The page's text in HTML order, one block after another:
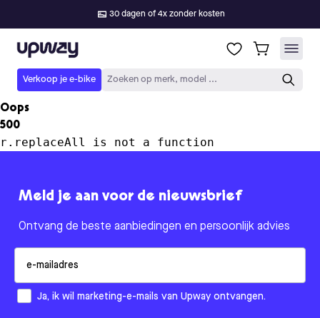
30 dagen of 4x zonder kosten
Upway
Verkoop je e-bike Zoeken op merk, model ...
Oops
500
r.replaceAll is not a function
Meld je aan voor de nieuwsbrief
Ontvang de beste aanbiedingen en persoonlijk advies
How would you like to hear from us?
Ja, ik wil marketing-e-mails van Upway ontvangen.